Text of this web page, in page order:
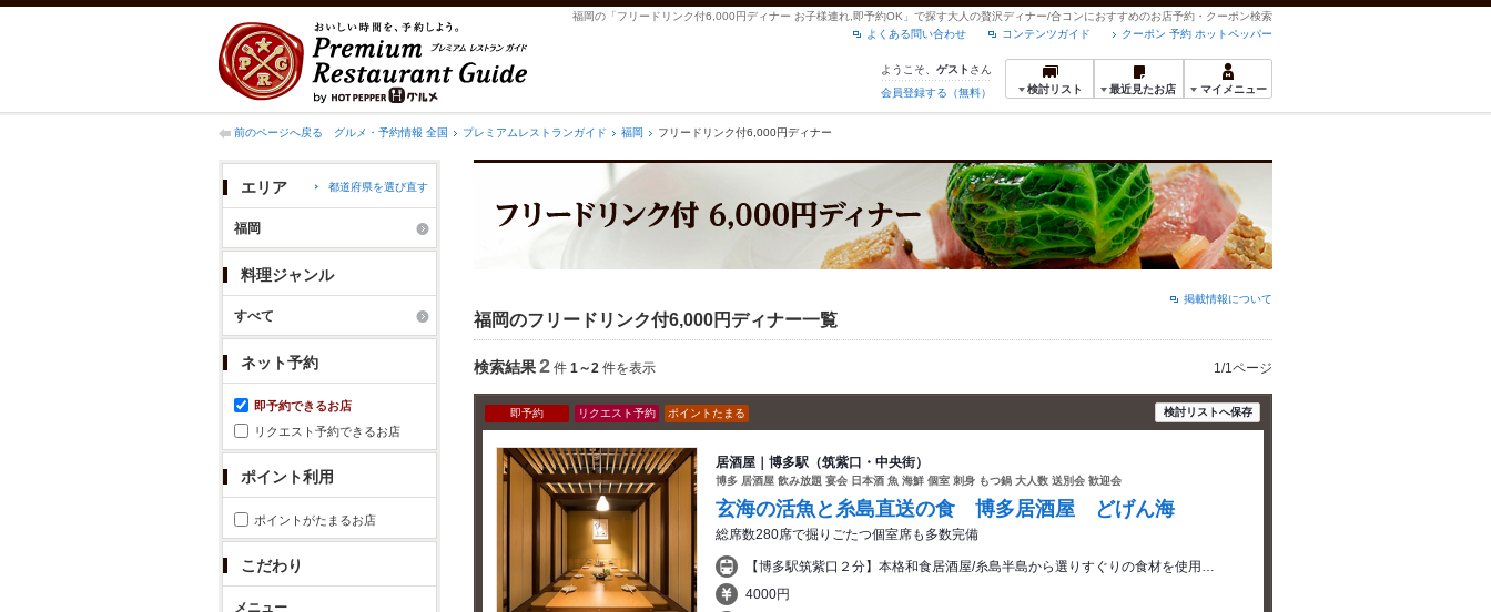
福岡の「フリードリンク付6,000円ディナー お子様連れ,即予約OK」で探す大人の贅沢ディナー/合コンにおすすめのお店予約・クーポン検索
クーポン 予約 ホットペッパー
コンテンツガイド
よくある問い合わせ
ようこそ、 ゲスト さん
会員登録する（無料）
検討リスト 最近見たお店 マイメニュー
前のページへ戻る グルメ・予約情報 全国 プレミアムレストランガイド 福岡 フリードリンク付6,000円ディナー
エリア 都道府県を選び直す
福岡
料理ジャンル
すべて
ネット予約
即予約できるお店
リクエスト予約できるお店
ポイント利用
ポイントがたまるお店
こだわり
メニュー
掲載情報について
福岡のフリードリンク付6,000円ディナー一覧
検索結果2 件 1～2 件を表示 1/1ページ
即予約 リクエスト予約 ポイントたまる 検討リストへ保存
居酒屋｜博多駅（筑紫口・中央街）
博多 居酒屋 飲み放題 宴会 日本酒 魚 海鮮 個室 刺身 もつ鍋 大人数 送別会 歓迎会
玄海の活魚と糸島直送の食 博多居酒屋 どげん海
総席数280席で掘りごたつ個室席も多数完備
【博多駅筑紫口２分】本格和食居酒屋/糸島半島から選りすぐりの食材を使用…
4000円